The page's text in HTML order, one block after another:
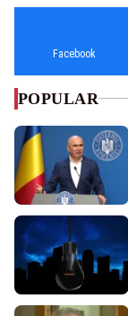
Facebook
POPULAR